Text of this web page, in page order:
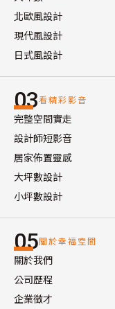
北歐風設計
現代風設計
日式風設計
03看精彩影音
完整空間實走
設計師短影音
居家佈置靈感
大坪數設計
小坪數設計
05關於幸福空間
關於我們
公司歷程
企業徵才